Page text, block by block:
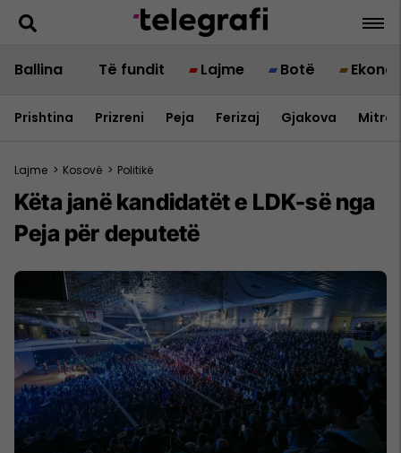
Ballina Të fundit Lajme Botë
Prishtina Prizreni Peja Ferizaj Gjakova
Lajme > Kosovë > Politikë
Këta janë kandidatët e LDK-së nga
Peja për deputetë